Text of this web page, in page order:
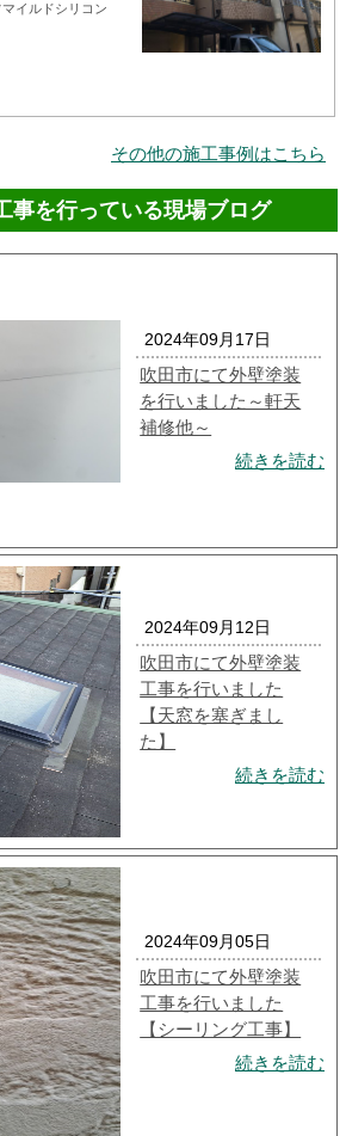
マイルドシリコン
その他の施工事例はこちら
事を行っている現場ブログ
2024年09月17日
吹田市にて外壁塗装
を行いました～軒天
補修他～
続きを読む
2024年09月12日
吹田市にて外壁塗装
工事を行いました
【天窓を塞ぎまし
た】
続きを読む
2024年09月05日
吹田市にて外壁塗装
工事を行いました
【シーリング工事】
続きを読む